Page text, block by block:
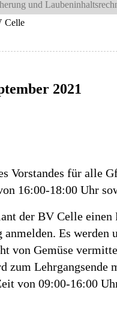
und
Celle
2021
Vorstandes für alle
16:00-18:00 Uhr
der BV Celle
Es werden
von Gemüse
zum Lehrgangsende
von 09:00-16:00